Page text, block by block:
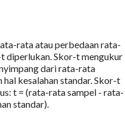
rata atau perbedaan rata-
diperlukan. Skor-t mengukur
dari rata-rata
kesalahan standar. Skor-t
t = (rata-rata sampel - rata-
standar).